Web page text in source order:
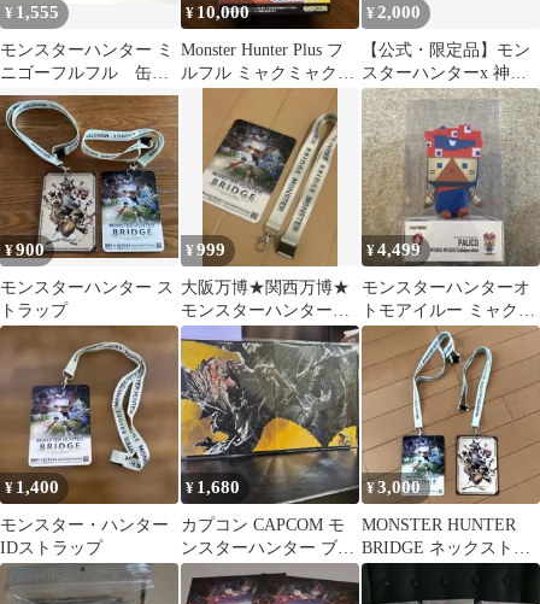
¥ 1,555
モンスターハンター ミ
ニゴーフルフル 缶の
み
¥ 10,000
Monster Hunter Plus フ
ルフル ミャクミャクカ
¥ 2,000
【公式・限定品】モン
スターハンターx 神戸
風月堂関西万博
（EXPO 2025）
¥900
モンスターハンター ス
トラップ
¥999
大阪万博★関西万博★
モンスターハンターブ
リッジ★ネックストラ
ップ付きカード
¥4,499
モンスターハンターオ
トモアイルー ミャクミ
ャク コラボ ぬいぐるみ
値下げ交渉〇
¥ 1,400
モンスター・ハンター
IDストラップ
¥ 1,680
カプコン CAPCOM モ
ンスターハンター ブリ
ッジ ウォールアート ミ
ニ屏風
¥3,000
MONSTER HUNTER
BRIDGE ネックストラ
ップ 2枚セット